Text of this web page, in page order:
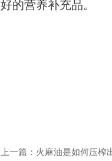
好的营养补充品。
上一篇：